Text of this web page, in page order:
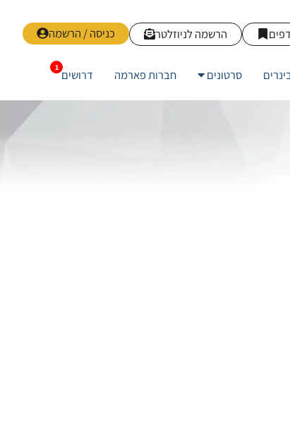
כניסה / הרשמה הרשמה לניוזלטר
סרטונים חברות פארמה דרושים